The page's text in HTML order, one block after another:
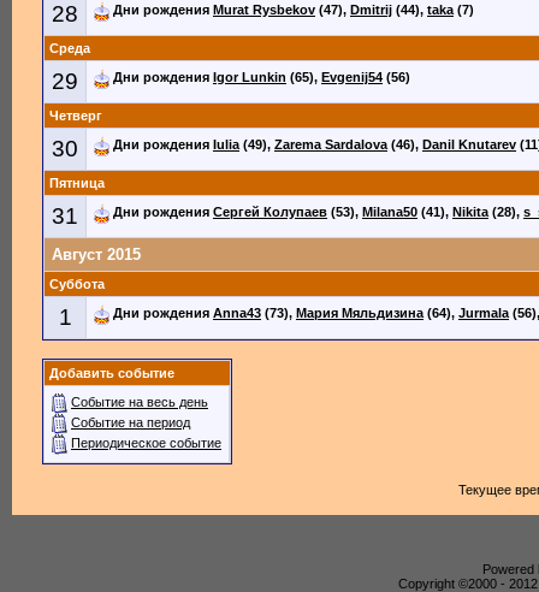
28 Дни рождения Murat Rysbekov (47), Dmitrij (44), taka(7)
Среда
29 Дни рождения Igor Lunkin (65), Evgenij54 (56)
Четверг
30 Дни рождения Iulia(49), Zarema Sardalova(46), Danil Knutarev
Пятница
31 Дни рождения Сергей Колупаев (53), Milana50 (41), Nikita(28),
Август 2015
Суббота
1 Дни рождения Anna43 (73), Мария Мяльдизина(64), Jurmala
Добавить событие
Событие на весь день
Событие на период
Периодическое событие
Текущее
Powered
Copyright ©2000 -